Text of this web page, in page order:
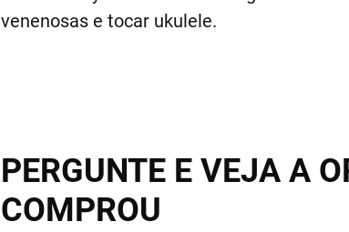
venenosas e tocar ukulele.
PERGUNTE E VEJA A
COMPROU